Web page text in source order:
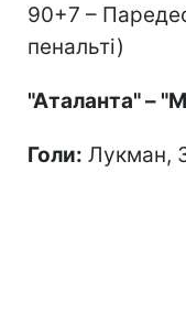
90+7 –
пенальті)
"Аталанта" –
Голи: Лукман,